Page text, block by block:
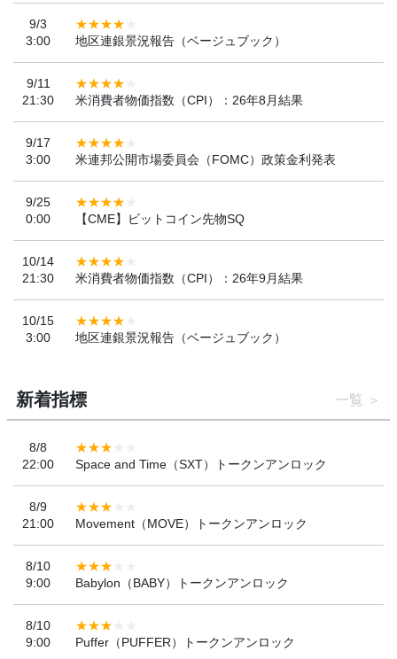
9/3
3:00
地区連銀景況報告（ベージュブック）
9/11
21:30
米消費者物価指数（CPI）：26年8月結果
9/17
3:00
米連邦公開市場委員会（FOMC）政策金利発表
9/25
0:00
【CME】ビットコイン先物SQ
10/14
21:30
米消費者物価指数（CPI）：26年9月結果
10/15
3:00
地区連銀景況報告（ベージュブック）
新着指標 一覧
8/8
22:00
Space and Time（SXT）トークンアンロック
8/9
21:00
Movement（MOVE）トークンアンロック
8/10
9:00
Babylon（BABY）トークンアンロック
8/10
9:00
Puffer（PUFFER）トークンアンロック